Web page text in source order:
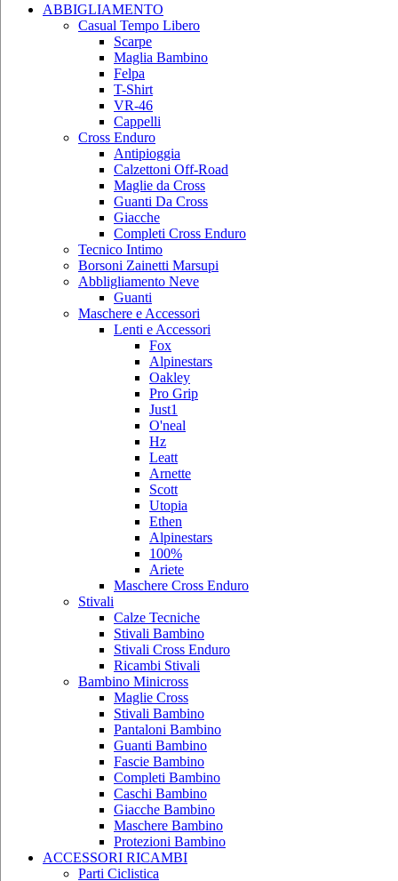
ABBIGLIAMENTO
Casual Tempo Libero
Scarpe
Maglia Bambino
Felpa
T-Shirt
VR-46
Cappelli
Cross Enduro
Antipioggia
Calzettoni Off-Road
Maglie da Cross
Guanti Da Cross
Giacche
Completi Cross Enduro
Tecnico Intimo
Borsoni Zainetti Marsupi
Abbligliamento Neve
Guanti
Maschere e Accessori
Lenti e Accessori
Fox
Alpinestars
Oakley
Pro Grip
Just1
O'neal
Hz
Leatt
Arnette
Scott
Utopia
Ethen
Alpinestars
100%
Ariete
Maschere Cross Enduro
Stivali
Calze Tecniche
Stivali Bambino
Stivali Cross Enduro
Ricambi Stivali
Bambino Minicross
Maglie Cross
Stivali Bambino
Pantaloni Bambino
Guanti Bambino
Fascie Bambino
Completi Bambino
Caschi Bambino
Giacche Bambino
Maschere Bambino
Protezioni Bambino
ACCESSORI RICAMBI
Parti Ciclistica